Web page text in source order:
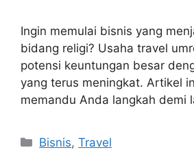
Ingin memulai bisnis yang
bidang religi? Usaha travel
potensi keuntungan besar
yang terus meningkat. Artikel
memandu Anda langkah demi
Categories
Bisnis,Travel